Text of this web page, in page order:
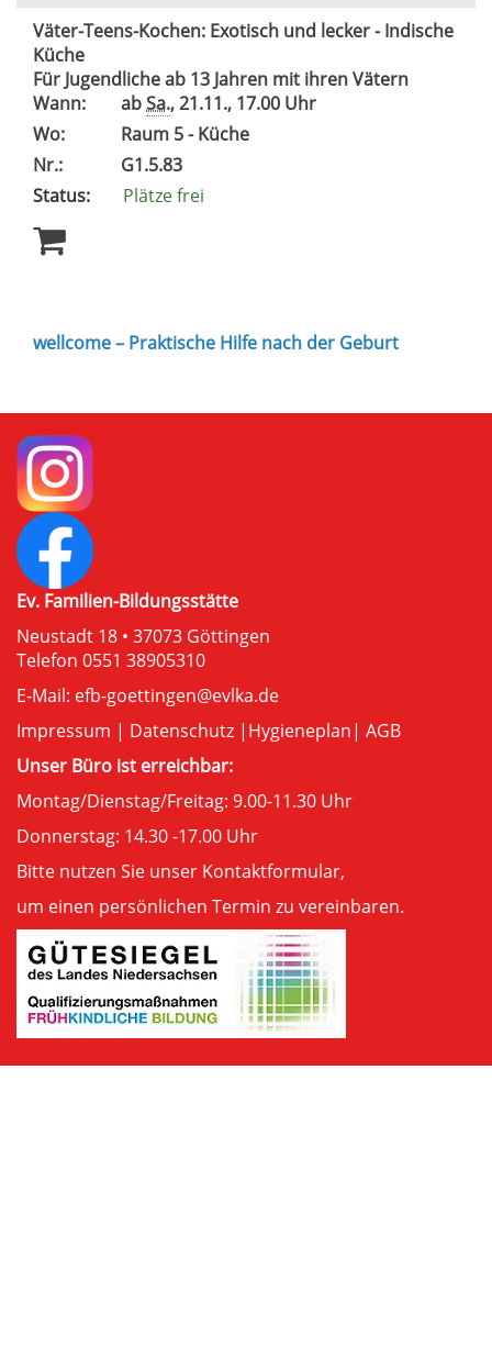
Väter-Teens-Kochen: Exotisch und lecker - Indische
Küche
Für Jugendliche ab 13 Jahren mit ihren Vätern
Wann:
abSa., 21.11., 17.00 Uhr
Wo:
Raum 5 - Küche
Nr.:
G1.5.83
Status:
Plätze frei
wellcome – Praktische Hilfe nach der Geburt
Ev. Familien-Bildungsstätte
Neustadt 18 • 37073 Göttingen
Telefon 0551 38905310
E-Mail: efb-goettingen@evlka.de
Impressum | Datenschutz | Hygieneplan| AGB
Unser Büro ist erreichbar:
Montag/Dienstag/Freitag: 9.00-11.30 Uhr
Donnerstag: 14.30 -17.00 Uhr
Bitte nutzen Sie unser Kontaktformular,
um einen persönlichen Termin zu vereinbaren.